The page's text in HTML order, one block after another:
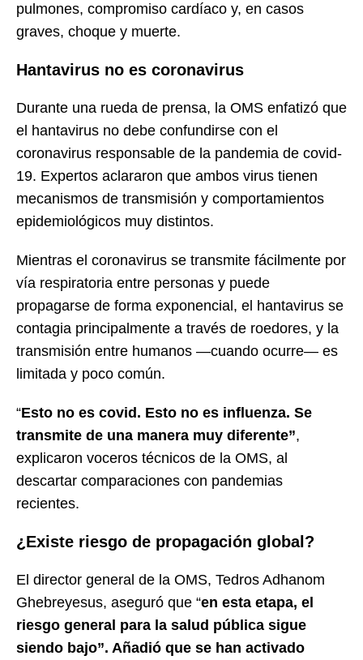
pulmones, compromiso cardíaco y, en casos
graves, choque y muerte.
Hantavirus no es coronavirus
Durante una rueda de prensa, la OMS enfatizó que
el hantavirus no debe confundirse con el
coronavirus responsable de la pandemia de covid-
19. Expertos aclararon que ambos virus tienen
mecanismos de transmisión y comportamientos
epidemiológicos muy distintos.
Mientras el coronavirus se transmite fácilmente por
vía respiratoria entre personas y puede
propagarse de forma exponencial, el hantavirus se
contagia principalmente a través de roedores, y la
transmisión entre humanos —cuando ocurre— es
limitada y poco común.
“Esto no es covid. Esto no es influenza. Se
transmite de una manera muy diferente”,
explicaron voceros técnicos de la OMS, al
descartar comparaciones con pandemias
recientes.
¿Existe riesgo de propagación global?
El director general de la OMS, Tedros Adhanom
Ghebreyesus, aseguró que “en esta etapa, el
riesgo general para la salud pública sigue
siendo bajo”. Añadió que se han activado